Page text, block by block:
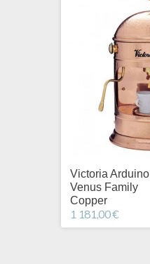
Victoria Arduino
Venus Family
Copper
1 181,00 €